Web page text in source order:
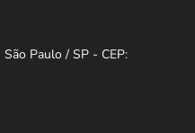
Paulo / SP - CEP: